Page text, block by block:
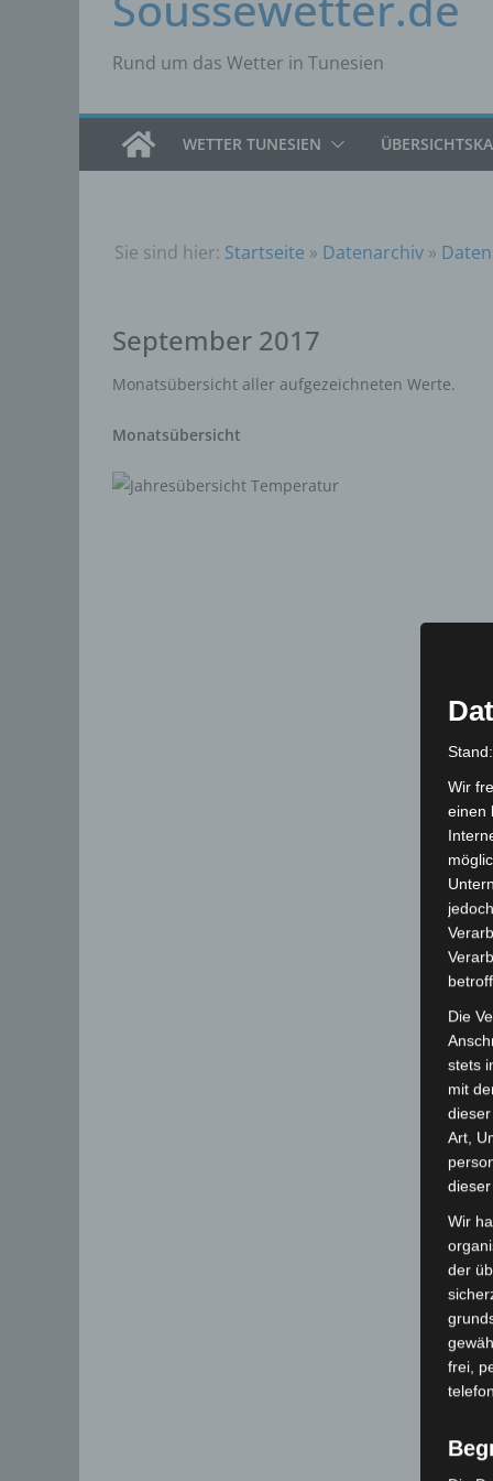
Rund um das Wetter in Tunesien
WETTER TUNESIEN
Sie sind hier: Startseite » Datenarchiv »
September 2017
Monatsübersicht aller aufgezeichneten Werte.
Monatsübersicht
Wir
einen
Die
stets
mit
Art,
Wir
der
frei,